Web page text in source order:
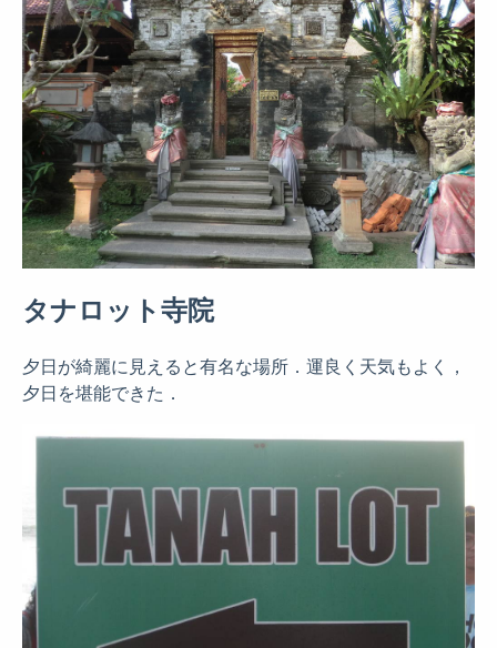
タナロット寺院
夕日が綺麗に見えると有名な場所．運良く天気もよく，
夕日を堪能できた．